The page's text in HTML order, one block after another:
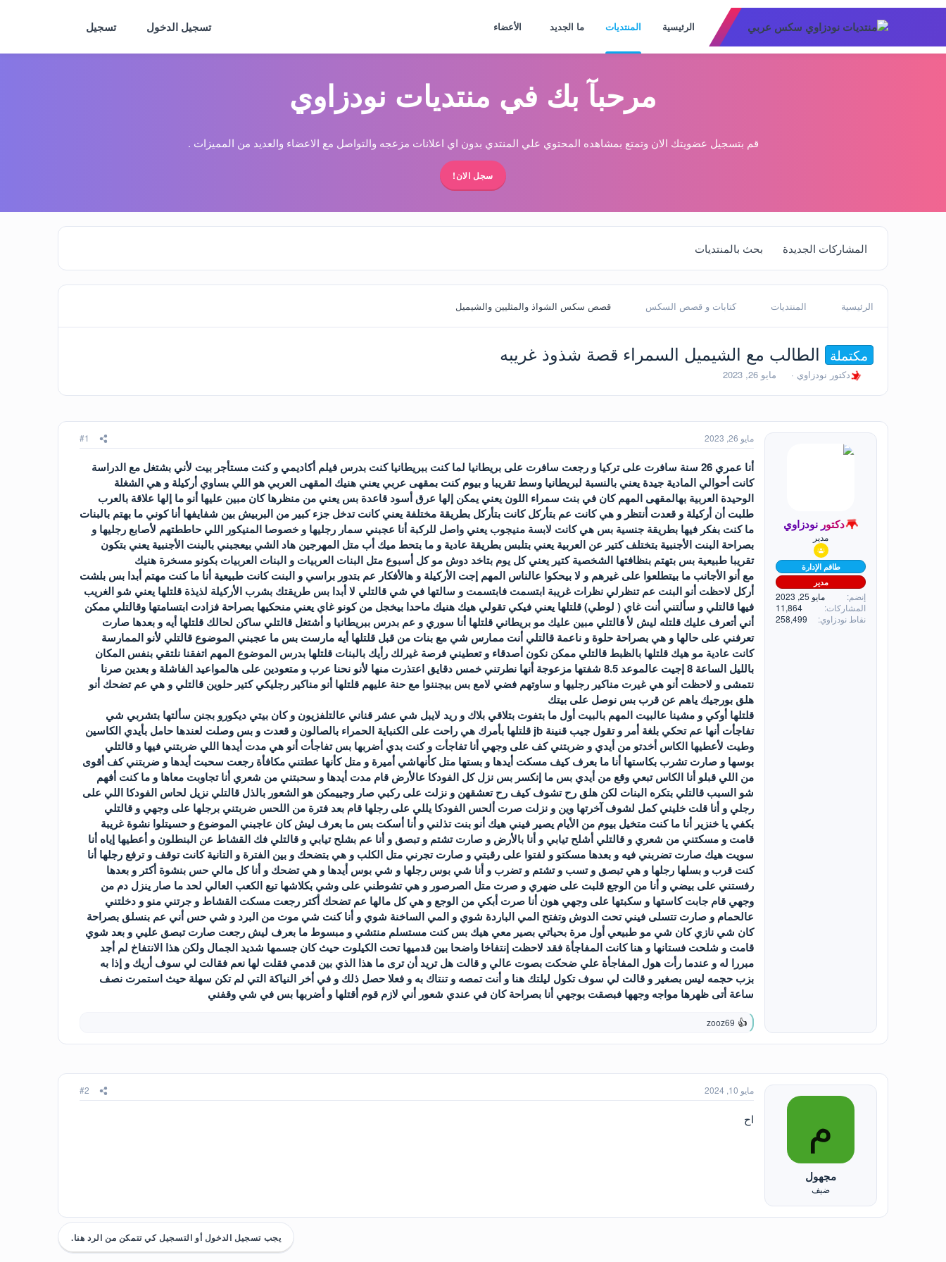
الرئيسية المنتديات ما الجديد الأعضاء تسجيل الدخول تسجيل
مرحبآ بك في منتديات نودزاوي
قم بتسجيل عضويتك الان وتمتع بمشاهده المحتوي علي المنتدي بدون اي اعلانات مزعجه والتواصل مع الاعضاء والعديد من المميزات .
سجل الان!
المشاركات الجديدة بحث بالمنتديات
الرئيسية المنتديات كتابات و قصص السكس قصص سكس الشواذ والمثليين والشيميل
مكتملة الطالب مع الشيميل السمراء قصة شذوذ غريبه
ب
د
ا
ل
دكتور نودزاوي
ت
ر
خ
ا
مايو 26, 2023
دكتور نودزاوي
مدير
طاقم الإدارة
مدير
إنضم
مايو 25, 2023
المشاركات
11,864
نقاط نودزاوي
258,499
مايو 26, 2023 #1
أنا عمري 26 سنة سافرت على تركيا و رجعت سافرت على بريطانيا لما كنت ببريطانيا كنت بدرس فيلم أكاديمي و كنت مستأجر بيت لأني بشتغل مع الدراسة
كانت أحوالي المادية جيدة يعني بالنسبة لبريطانيا وسط تقريبا و بيوم كنت بمقهى عربي يعني هنيك المقهى العربي هو اللي بساوي أركيلة و هي الشغلة
الوحيدة العربية بهالمقهى المهم كان في بنت سمراء اللون يعني يمكن إلها عرق أسود قاعدة بس يعني من منظرها كان مبين عليها أنو ما إلها علاقة بالعرب
طلبت أن أركيلة و قعدت أنتظر و هي كانت عم بتأركل كانت بتأركل بطريقة مختلفة يعني كانت تدخل جزء كبير من البربيش بين شفايفها أنا كوني ما بهتم بالبنات
ما كنت بفكر فيها بطريقة جنسية بس هي كانت لابسة منيجوب يعني واصل للركبة أنا عجبني سمار رجليها و خصوصا المنيكور اللي حاططتهم لأصابع رجليها و
بصراحة البنت الأجنبية بتختلف كتير عن العربية يعني بتلبس بطريقة عادية و ما بتحط ميك أب متل المهرجين هاد الشي بيعجبني بالبنت الأجنبية يعني بتكون
تقريبا طبيعية بس بتهتم بنظافتها الشخصية كتير يعني كل يوم بتاخد دوش مو كل أسبوع متل البنات العربيات و البنات العربيات بكونو مسخرة هنيك
مع أنو الأجانب ما بيتطلعوا على غيرهم و لا بيحكوا عالناس المهم إجت الأركيلة و هالأفكار عم بتدور براسي و البنت كانت طبيعية أنا ما كنت مهتم أبدا بس بلشت
أركل لاحظت أنو البنت عم تنظرلي نظرات غريبة ابتسمت فابتسمت و سالتها في شي قالتلي لا أبدا بس طريقتك بشرب الأركيلة لذيذة قلتلها يعني شو الغريب
فيها قالتلي و سألتني أنت غاي ( لوطي) قلتلها يعني فيكي تقولي هيك هنيك ماحدا بيخجل من كونو غاي يعني منحكيها بصراحة فزادت ابتسامتها وقالتلي ممكن
أني أتعرف عليك قلتله ليش لأ قالتلي مبين عليك مو بريطاني قلتلها أنا سوري و عم بدرس ببريطانيا و أشتغل قالتلي ساكن لحالك قلتلها أيه و بعدها صارت
تعرفني على حالها و هي بصراحة حلوة و ناعمة قالتلي أنت ممارس شي مع بنات من قبل قلتلها أيه مارست بس ما عجبني الموضوع قالتلي لأنو الممارسة
كانت عادية مو هيك قلتلها بالظبط قالتلي ممكن نكون أصدقاء و تعطيني فرصة غيرلك رأيك بالبنات قلتلها بدرس الموضوع المهم اتفقنا نلتقي بنفس المكان
بالليل الساعة 8 إجيت عالموعد 8.5 شفتها مزعوجة أنها نطرتني خمس دقايق اعتذرت منها لأنو نحنا عرب و متعودين على هالمواعيد الفاشلة و بعدين صرنا
نتمشى و لاحظت أنو هي غيرت مناكير رجليها و ساوتهم فضي لامع بس بيجننوا مع حنة عليهم قلتلها أنو مناكير رجليكي كتير حلوين قالتلي و هي عم تضحك أنو
هلق بورجيك ياهم عن قرب بس نوصل على بيتك
قلتلها أوكي و مشينا عالبيت المهم بالبيت أول ما بتفوت بتلاقي بلاك و ريد لايبل شي عشر قناني عالتلفزيون و كان بيتي ديكورو بجنن سألتها بتشربي شي
تفاجأت أنها عم تحكي بلغة أمر و تقول جيب قنينة jb قلتلها بأمرك هي راحت على الكنباية الحمراء بالصالون و قعدت و بس وصلت لعندها حامل بأيدي الكاسين
وطيت لأعطيها الكاس أخدتو من أيدي و ضربتني كف على وجهي أنا تفاجأت و كنت بدي أضربها بس تفاجأت أنو هي مدت أيدها اللي ضربتني فيها و قالتلي
بوسها و صارت تشرب بكاستها أنا ما بعرف كيف مسكت أيدها و بستها متل كأنهاشي أميرة و متل كأنها عطتني مكافأة رجعت سحبت أيدها و ضربتني كف أقوى
من اللي قبلو أنا الكاس تبعي وقع من أيدي بس ما إنكسر بس نزل كل الفودكا عالأرض قام مدت أيدها و سحبتني من شعري أنا تجاوبت معاها و ما كنت أفهم
شو السبب قالتلي بتكره البنات لكن هلق رح تشوف كيف رح تعشقهن و نزلت على ركبي صار وجييمكن هو الشعور بالذل قالتلي نزيل لحاس الفودكا اللي على
رجلي و أنا قلت خليني كمل لشوف آخرتها وين و نزلت صرت ألحس الفودكا يللي على رجلها قام بعد فترة من اللحس ضربتني برجلها على وجهي و قالتلي
بكفي يا خنزير أنا ما كنت متخيل بيوم من الأيام يصير فيني هيك أنو بنت تذلني و أنا أسكت بس ما بعرف ليش كان عاجبني الموضوع و حسيتلوا نشوة غريبة
قامت و مسكتني من شعري و قالتلي أشلح تيابي و أنا بالأرض و صارت تشتم و تبصق و أنا عم بشلح تيابي و قالتلي فك القشاط عن البنطلون و أعطيها إياه أنا
سويت هيك صارت تضربني فيه و بعدها مسكتو و لفتوا على رقبتي و صارت تجرني متل الكلب و هي بتضحك و بين الفترة و التانية كانت توقف و ترفع رجلها أنا
كنت قرب و بسلها رجلها و هي تبصق و تسب و تشتم و تضرب و أنا شي بوس رجلها و شي بوس أيدها و هي تضحك و أنا كل مالي حس بنشوة أكتر و بعدها
رفستني على بيضي و أنا من الوجع قلبت على ضهري و صرت متل الصرصور و هي تشوطني على وشي بكلاشها تبع الكعب العالي لحد ما صار ينزل دم من
وجهي قام جابت كاستها و سكبتها على وجهي هون أنا صرت أبكي من الوجع و هي كل مالها عم تضحك أكتر رجعت مسكت القشاط و جرتني منو و دخلتني
عالحمام و صارت تتسلى فيني تحت الدوش وتفتح المي الباردة شوي و المي الساخنة شوي و أنا كنت شي موت من البرد و شي حس أني عم بنسلق بصراحة
كان شي نازي كان شي مو طبيعي أول مرة بحياتي بصير معي هيك بس كنت مستسلم منتشي و مبسوط ما بعرف ليش رجعت صارت تبصق عليي و بعد شوي
قامت و شلحت فستانها و هنا كانت المفاجأة فقد لاحظت إنتفاخا واضحا بين قدميها تحت الكيلوت حيث كان جسمها شديد الجمال ولكن هذا الانتفاخ لم أجد
مبررا له و عندما رأت هول المفاجأة علي ضحكت بصوت عالي و قالت هل تريد أن ترى ما هذا الذي بين قدمي فقلت لها نعم فقالت لي سوف أريك و إذا به
بزب حجمه ليس بصغير و قالت لي سوف تكول ليلتك هنا و أنت تمصه و تنتاك به و فعلا حصل ذلك و في أخر النياكة التي لم تكن سهلة حيث استمرت نصف
ساعة أتى ظهرها مواجه وجهها فبصقت بوجهي أنا بصراحة كان في عندي شعور أني لازم قوم أقتلها و أضربها بس في شي وقفني
ا
ل
ت
:
zooz69
م
مجهول
ضيف
مايو 10, 2024 #2
اح
يجب تسجيل الدخول أو التسجيل كي تتمكن من الرد هنا.